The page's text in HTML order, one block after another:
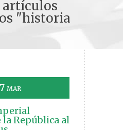
artículos
"historia
MAR
la República al